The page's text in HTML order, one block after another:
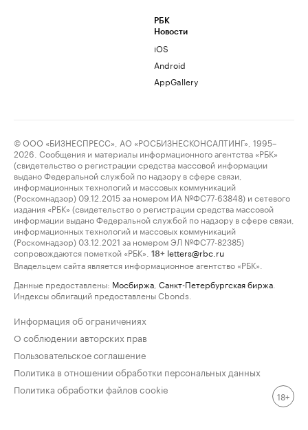
РБК
Новости
iOS
Android
AppGallery
© ООО «БИЗНЕСПРЕСС», АО «РОСБИЗНЕСКОНСАЛТИНГ», 1995–
2026. Сообщения и материалы информационного агентства «РБК»
(свидетельство о регистрации средства массовой информации
выдано Федеральной службой по надзору в сфере связи,
информационных технологий и массовых коммуникаций
(Роскомнадзор) 09.12.2015 за номером ИА №ФС77-63848) и сетевого
издания «РБК» (свидетельство о регистрации средства массовой
информации выдано Федеральной службой по надзору в сфере связи,
информационных технологий и массовых коммуникаций
(Роскомнадзор) 03.12.2021 за номером ЭЛ №ФС77-82385)
сопровождаются пометкой «РБК».
18+ letters@rbc.ru
Владельцем сайта является информационное агентство «РБК».
Данные предоставлены: Мосбиржа Санкт-Петербургская биржа
Индексы облигаций предоставлены Cbonds.
Информация об ограничениях
О соблюдении авторских прав
Пользовательское соглашение
Политика в отношении обработки персональных данных
Политика обработки файлов cookie
18+